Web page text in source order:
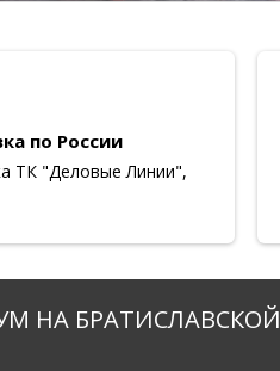
по России
ТК "Деловые Линии",
НА БРАТИСЛАВСКОЙ